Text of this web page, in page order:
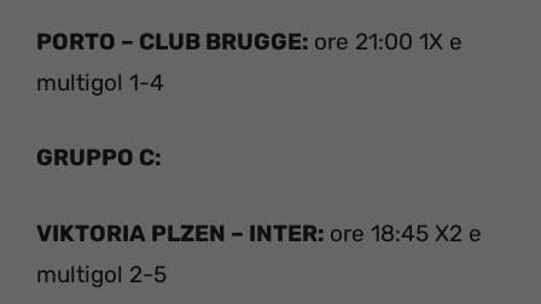
PORTO – CLUB BRUGGE: ore 21:00 1X e
multigol 1-4
GRUPPO C:
VIKTORIA PLZEN – INTER: ore 18:45 X2 e
multigol 2-5